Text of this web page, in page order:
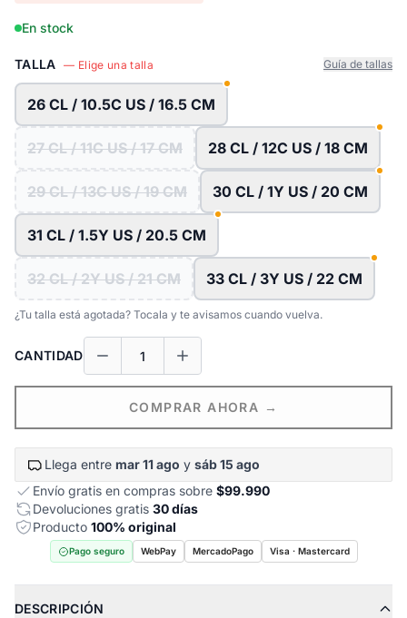
En stock
TALLA — Elige una talla Guía de tallas
26 CL / 10.5C US / 16.5 CM
27 CL / 11C US / 17 CM 28 CL / 12C US / 18 CM
29 CL / 13C US / 19 CM 30 CL / 1Y US / 20 CM
31 CL / 1.5Y US / 20.5 CM
32 CL / 2Y US / 21 CM 33 CL / 3Y US / 22 CM
¿Tu talla está agotada? Tocala y te avisamos cuando vuelva.
CANTIDAD
COMPRAR AHORA →
Llega entre mar 11 ago y sáb 15 ago
Envío gratis en compras sobre $99.990
Devoluciones gratis 30 días
Producto 100% original
Pago seguro WebPay MercadoPago Visa · Mastercard
DESCRIPCIÓN